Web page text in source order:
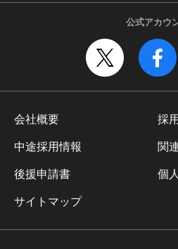
公式アカウ
会社概要 採
中途採用情報 関
後援申請書 個
サイトマップ